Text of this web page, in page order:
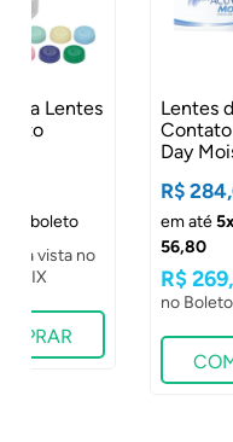
Lentes
no boleto
Lentes
Day
R$
em até
56,80
R$